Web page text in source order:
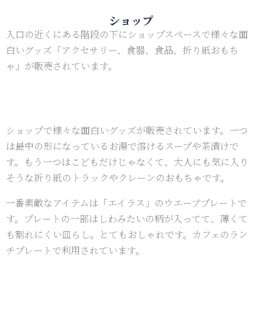
ショップ
入口の近くにある階段の下にショップスペースで様々な面
白いグッズ「アクセサリー、食器、食品、折り紙おもち
ゃ」が販売されています。
ショップで様々な面白いグッズが販売されています。一つ
は最中の形になっているお湯で溶けるスープや茶漬けで
す。もう一つはこどもだけじゃなくて、大人にも気に入り
そうな折り紙のトラックやクレーンのおもちゃです。
一番素敵なアイテムは「エイラス」のウエーブプレートで
す。プレートの一部はしわみたいの柄が入ってて、薄くて
も割れにくい皿らし。とてもおしゃれです。カフェのラン
チプレートで利用されています。